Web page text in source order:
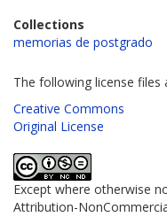
Collections
memorias de postgrado
The following license
Creative Commons
Original License
Except where otherwise
Attribution-